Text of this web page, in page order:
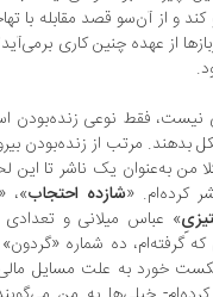
آن‌سو قصد مقابله با تهاجم
عهده‌ چنین کاری برمی‌آید؟
فقط نوعی زنده‌بودن است.
از زنده‌بودن بیرون
یک ناشر تا این لحظه در
«شازده احتجاب»، «
میلانی و تعدادی کتاب
ده شماره‌ «گردون» را
به علت مسایل مالی. با